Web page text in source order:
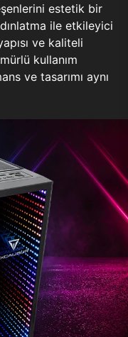
estetik bir
ile etkileyici
ve kaliteli
kullanım
ve tasarımı aynı